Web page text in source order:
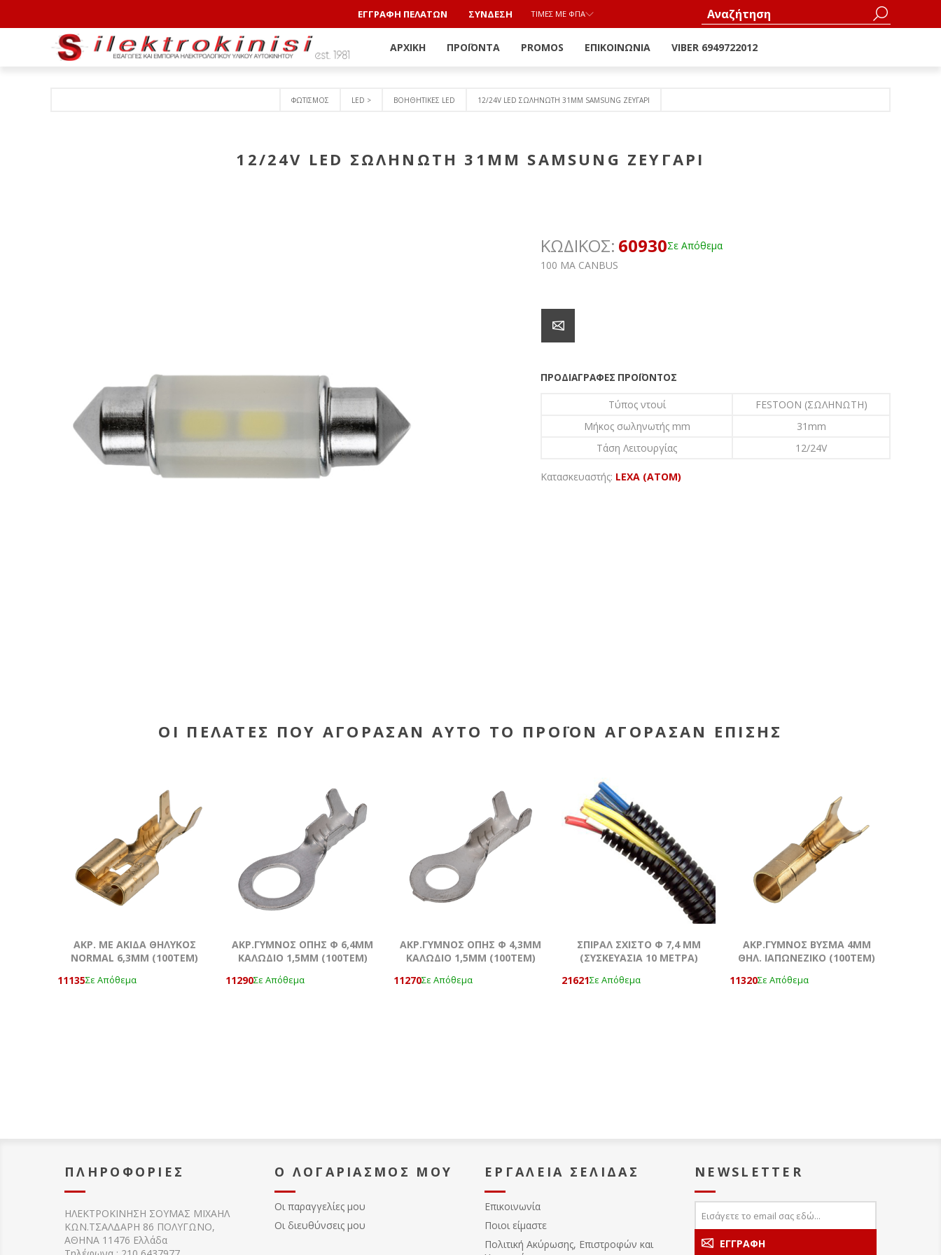
ΕΓΓΡΑΦΗ ΠΕΛΑΤΩΝ ΣΎΝΔΕΣΗ ΤΙΜΈΣ ΜΕ ΦΠΑ
ΑΡΧΙΚΉ ΠΡΟΪΌΝΤΑ PROMOS ΕΠΙΚΟΙΝΩΝΊΑ VIBER 6949722012
ΦΩΤΙΣΜΟΣ LED > ΒΟΗΘΗΤΙΚΕΣ LED 12/24V LED ΣΩΛΗΝΩΤΗ 31MM SAMSUNG ΖΕΥΓΑΡΙ
12/24V LED ΣΩΛΗΝΩΤΗ 31MM SAMSUNG ΖΕΥΓΑΡΙ
ΚΩΔΙΚΟΣ: 60930Σε Απόθεμα
100 MA CANBUS
ΠΡΟΔΙΑΓΡΑΦΈΣ ΠΡΟΪΌΝΤΟΣ
Τύπος ντουί
FESTOON (ΣΩΛΗΝΩΤΗ)
Μήκος σωληνωτής mm
31mm
Τάση Λειτουργίας
12/24V
Κατασκευαστής: LEXA (ATOM)
ΟΙ ΠΕΛΆΤΕΣ ΠΟΥ ΑΓΌΡΑΣΑΝ ΑΥΤΌ ΤΟ ΠΡΟΪΌΝ ΑΓΌΡΑΣΑΝ ΕΠΊΣΗΣ
AKΡ. ΜΕ ΑΚΙΔΑ ΘΗΛΥΚΟΣ
NORMAL 6,3ΜΜ (100ΤΕΜ)
11135Σε Απόθεμα
ΑΚΡ.ΓΥΜΝΟΣ ΟΠΗΣ Φ 6,4MM
ΚΑΛΩΔΙΟ 1,5ΜΜ (100ΤΕΜ)
11290Σε Απόθεμα
ΑΚΡ.ΓΥΜΝΟΣ ΟΠΗΣ Φ 4,3MM
ΚΑΛΩΔΙΟ 1,5ΜΜ (100ΤΕΜ)
11270Σε Απόθεμα
ΣΠΙΡΑΛ ΣΧΙΣΤΟ Φ 7,4 MM
(ΣΥΣΚΕΥΑΣΙΑ 10 ΜΕΤΡΑ)
21621Σε Απόθεμα
ΑΚΡ.ΓΥΜΝΟΣ ΒΥΣΜΑ 4MM
ΘΗΛ. ΙΑΠΩΝΕΖΙΚΟ (100ΤΕΜ)
11320Σε Απόθεμα
ΠΛΗΡΟΦΟΡΊΕΣ
ΗΛΕΚΤΡΟΚΙΝΗΣΗ ΣΟΥΜΑΣ MIXAHΛ
ΚΩΝ.ΤΣΑΛΔΑΡΗ 86 ΠΟΛΥΓΩΝΟ,
ΑΘΗΝΑ 11476 Ελλάδα
Ο ΛΟΓΑΡΙΑΣΜΌΣ ΜΟΥ
Οι παραγγελίες μου
Οι διευθύνσεις μου
ΕΡΓΑΛΕΊΑ ΣΕΛΊΔΑΣ
Επικοινωνία
Ποιοι είμαστε
Πολιτική Ακύρωσης, Eπιστροφών και
NEWSLETTER